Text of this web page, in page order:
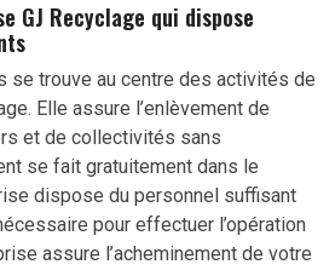
GJ Recyclage qui dispose
se trouve au centre des activités de
Elle assure l’enlèvement de
et de collectivités sans
se fait gratuitement dans le
dispose du personnel suffisant
pour effectuer l’opération
assure l’acheminement de votre